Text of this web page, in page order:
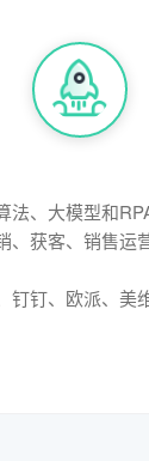
、大模型和
获客、销售
钉、欧派、美